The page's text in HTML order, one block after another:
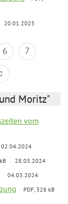
20.01.2025
6
7
Moritz"
vom
02.04.2024
28.03.2024
04.03.2024
PDF, 328 kB